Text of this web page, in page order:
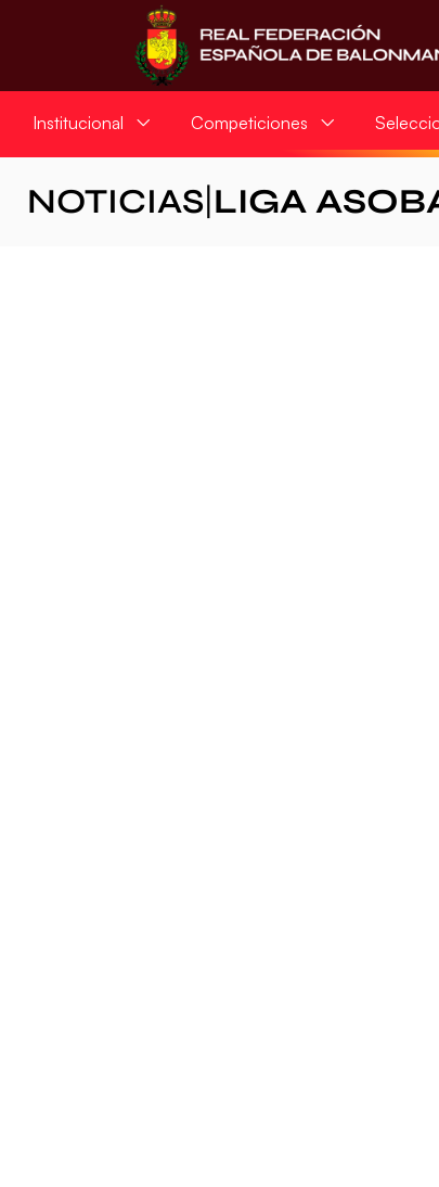
Institucional Competiciones
NOTICIAS LIGA